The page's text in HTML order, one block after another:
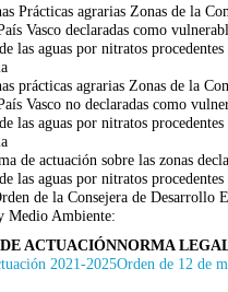
Prácticas agrarias Zonas de la
Vasco declaradas como
las aguas por nitratos procedentes
prácticas agrarias Zonas de la
Vasco no declaradas como
las aguas por nitratos procedentes
de actuación sobre las zonas
las aguas por nitratos
de la Consejera de Desarrollo
Medio Ambiente:
ACTUACIÓNNORMA
2021-2025Orden de 12 de